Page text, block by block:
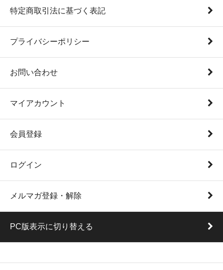
特定商取引法に基づく表記
プライバシーポリシー
お問い合わせ
マイアカウント
会員登録
ログイン
メルマガ登録・解除
PC版表示に切り替える